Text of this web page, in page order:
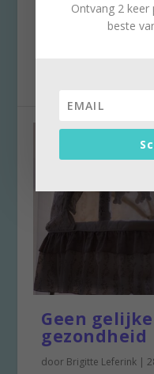
Dit voorjaar trok
dan honderd
Geen
gezondheid
door Brigitte Leferink |
Ontvang 2
beste